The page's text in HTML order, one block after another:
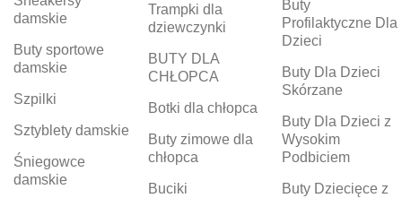
damskie
Buty sportowe
damskie
Szpilki
Sztyblety damskie
Śniegowce
damskie
Trampki dla
dziewczynki
BUTY DLA
CHŁOPCA
Botki dla chłopca
Buty zimowe dla
chłopca
Buciki
Buty
Profilaktyczne Dla
Dzieci
Buty Dla Dzieci
Skórzane
Buty Dla Dzieci z
Wysokim
Podbiciem
Buty Dziecięce z